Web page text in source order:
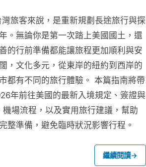
旅客來說，是重新規劃長途旅行與探
。無論你是第一次踏上美國國土，還
的行前準備都能讓旅程更加順利與安
，文化多元，從東岸的紐約到西岸的
都有不同的旅行體驗。 本篇指南將帶
年前往美國的最新入境規定、簽證與
機場流程，以及實用旅行建議，幫助
整準備，避免臨時狀況影響行程。
繼續閱讀→